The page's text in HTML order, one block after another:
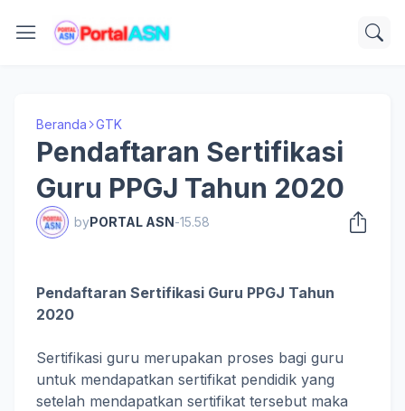
Beranda GTK
Pendaftaran Sertifikasi
Guru PPGJ Tahun 2020
byPORTAL ASN-15.58
Pendaftaran Sertifikasi Guru PPGJ Tahun
2020
Sertifikasi guru merupakan proses bagi guru
untuk mendapatkan sertifikat pendidik yang
setelah mendapatkan sertifikat tersebut maka